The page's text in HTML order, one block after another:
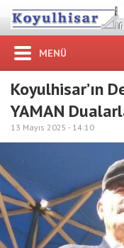
MENÜ
Koyulhisar’ın
YAMAN
13 Mayıs 2025 - 14:10